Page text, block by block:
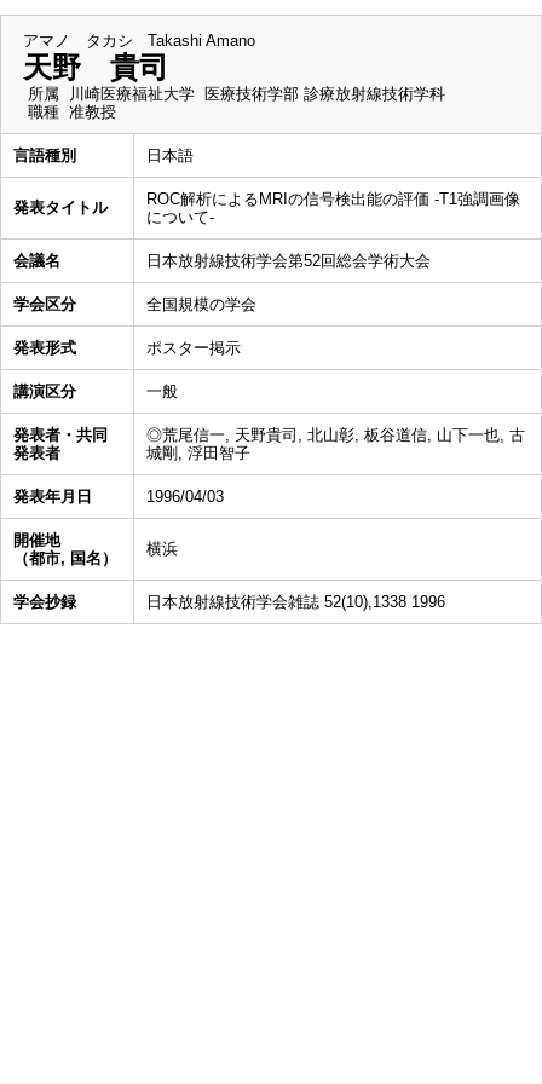
アマノ タカシ Takashi Amano
天野 貴司
所属
川崎医療福祉大学 医療技術学部 診療放射線技術学科
職種 准教授
言語種別 日本語
発表タイトル
ROC解析によるMRIの信号検出能の評価 -T1強調画像
について-
会議名 日本放射線技術学会第52回総会学術大会
学会区分 全国規模の学会
発表形式 ポスター掲示
講演区分 一般
発表者・共同
発表者
◎荒尾信一, 天野貴司, 北山彰, 板谷道信, 山下一也, 古
城剛, 浮田智子
発表年月日 1996/04/03
開催地
（都市, 国名）
横浜
学会抄録 日本放射線技術学会雑誌 52(10),1338 1996